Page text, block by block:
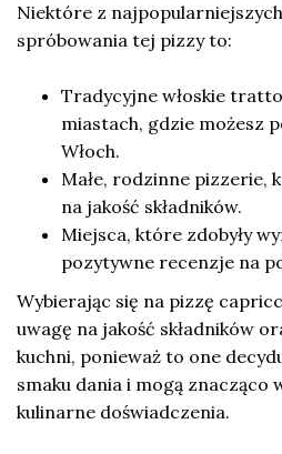
Niektóre z
spróbowania tej pizzy to:
Tradycyjne włoskie
miastach, gdzie możesz
Włoch.
Małe, rodzinne pizzerie,
na jakość składników.
Miejsca, które zdobyły
pozytywne recenzje na
Wybierając się na pizzę
uwagę na jakość składników
kuchni, ponieważ to one
smaku dania i mogą znacząco
kulinarne doświadczenia.